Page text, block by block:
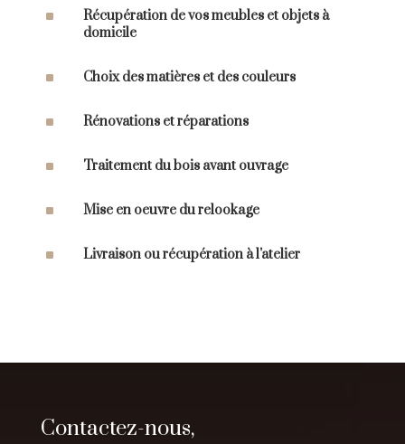
^
Récupération de vos meubles et objets à
domicile
^ Choix des matières et des couleurs
^ Rénovations et réparations
^ Traitement du bois avant ouvrage
^ Mise en oeuvre du relookage
^ Livraison ou récupération à l'atelier
Contactez-nous,